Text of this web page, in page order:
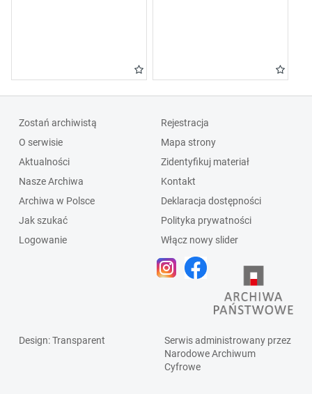
Zostań archiwistą
O serwisie
Aktualności
Nasze Archiwa
Archiwa w Polsce
Jak szukać
Logowanie
Rejestracja
Mapa strony
Zidentyfikuj materiał
Kontakt
Deklaracja dostępności
Polityka prywatności
Włącz nowy slider
Design: Transparent
Serwis administrowany przez
Narodowe Archiwum
Cyfrowe